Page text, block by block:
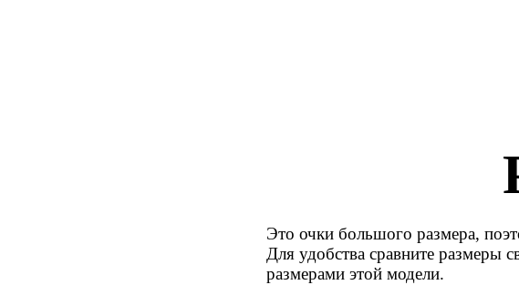
Это очки большого размера,
Для удобства сравните размеры
размерами этой модели.